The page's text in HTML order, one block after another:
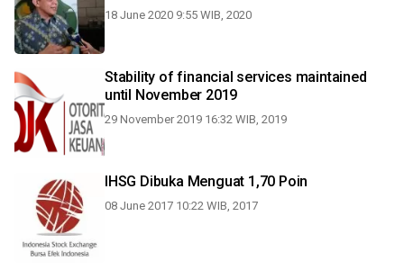
18 June 2020 9:55 WIB, 2020
Stability of financial services maintained
until November 2019
29 November 2019 16:32 WIB, 2019
IHSG Dibuka Menguat 1,70 Poin
08 June 2017 10:22 WIB, 2017